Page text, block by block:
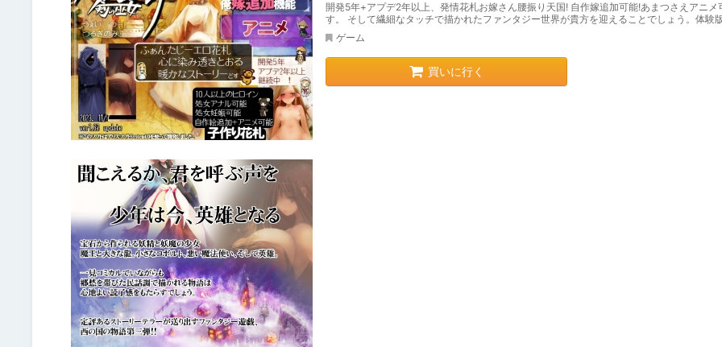
開発5年+アプデ2年以上、発情花札お嫁さん腰振り天国! 自作嫁追加可能!あまつさえアニメ
す。 そして繊細なタッチで描かれたファンタジー世界が貴方を迎えることでしょう。体験
ゲーム
買いに行く